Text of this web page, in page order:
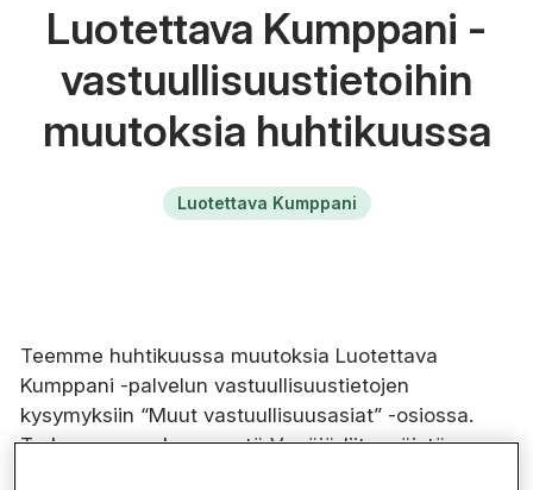
Luotettava Kumppani -
vastuullisuustietoihin
muutoksia huhtikuussa
Luotettava Kumppani
Teemme huhtikuussa muutoksia Luotettava
Kumppani -palvelun vastuullisuustietojen
kysymyksiin “Muut vastuullisuusasiat” -osiossa.
Tarkennamme kysymystä Venäjä-liitynnöistä